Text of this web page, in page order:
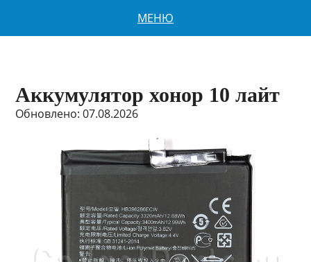
МЕНЮ
Аккумулятор хонор 10 лайт
Обновлено: 07.08.2026